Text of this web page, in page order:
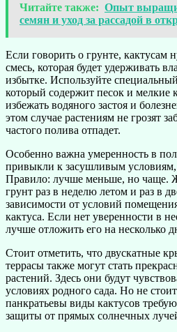
Читайте также: Опыт
семян и уход за рассадой в
Если говорить о грунте, кактусам
смесь, которая будет удерживать
избытке. Используйте
который содержит песок и мелкие
избежать водяного застоя и
этом случае растениям не грозят
частого полива отпадет.
Особенно важна умеренность в
привыкли к засушливым
Правило: лучше меньше, но чаще.
грунт раз в неделю летом и раз в
зависимости от условий
кактуса. Если нет уверенности в
лучше отложить его на несколько
Стоит отметить, что двускатные
террасы также могут стать
растений. Здесь они будут
условиях родного сада. Но не
панкратьевы виды кактусов
защиты от прямых солнечных